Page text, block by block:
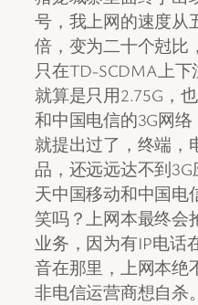
号，我上网的速度从
倍，变为二十个尅比
只在TD-SCDMA上
就算是只用2.75G，
和中国电信的3G网
就提出过了，终端，
品，还远远达不到
天中国移动和中国电
笑吗？上网本最终会
业务，因为有IP电话
音在那里，上网本绝
非电信运营商想自杀。